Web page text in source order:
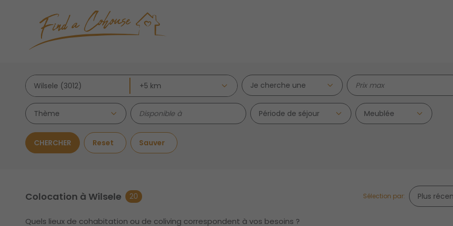
Je cherche une
Thème Période de séjour
CHERCHER Reset Sauver
Colocation à Wilsele 20 Sélection par:
Quels lieux de cohabitation ou de coliving correspondent à vos besoins ?